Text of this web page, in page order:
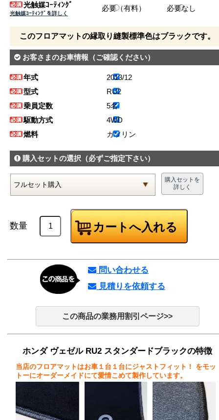
光触媒ｺｰﾃｨﾝｸﾞ
光触媒ｺｰﾃｨﾝｸﾞを詳しく
必要（有料） 必要なし
このフロアマットの縁取り縫製標準色はブラックです。
お客さまのお車情報 （ご確認ください）
年式
2013/12
型式
RU2
乗員定数
5名
駆動方式
4WD
燃料
ガソリン
購入セットの選択 （必ずご指定下さい）
購入セットを
詳しく
数量
問い合わせる
見積りを依頼する
この商品の業務用割引ページ>>
ホンダ ヴェゼル RU2 スタンダードブラックの特徴
当店のフロアマットはお車１台１台にジャストフィット！
をモッ
トーにオーダーメイドにて愛情こめて製作しています。